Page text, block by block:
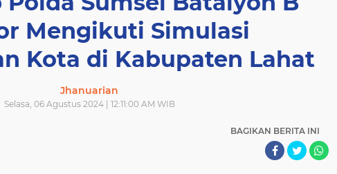
Mengikuti Simulasi
Kota di Kabupaten Lahat
Jhanuarian
Selasa, 06 Agustus 2024 | 12:11:00 AM WIB
BAGIKAN BERITA INI